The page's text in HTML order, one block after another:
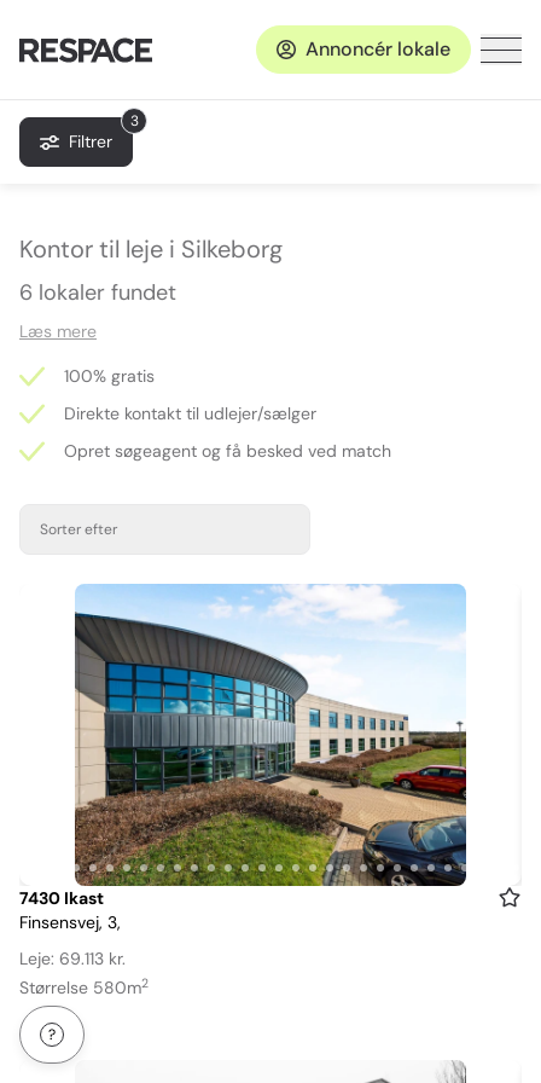
Annoncér lokale
3
Filtrer
Kontor til leje i Silkeborg
6 lokaler fundet
Læs mere
100% gratis
Direkte kontakt til udlejer/sælger
Opret søgeagent og få besked ved match
Sorter efter
Item
1
of
30
7430 Ikast
Finsensvej, 3,
Leje: 69.113 kr.
Størrelse 580m2